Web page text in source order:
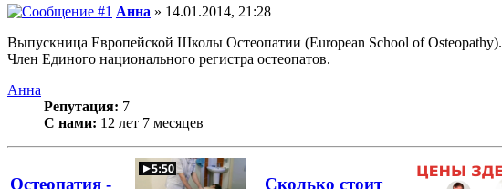
Анна » 14.01.2014, 21:28
Выпускница Европейской Школы Остеопатии (European School of Osteopathy).
Член Единого национального регистра остеопатов.
Анна
Репутация: 7
С нами: 12 лет 7 месяцев
Остеопатия -
Сколько стоит